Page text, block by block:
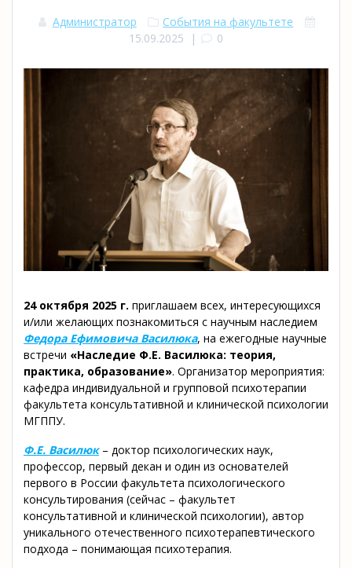
Администратор
События на факультете
15.09.2025 | 0
24 октября 2025 г. приглашаем всех, интересующихся
и/или желающих познакомиться с научным наследием
Федора Ефимовича Василюка, на ежегодные научные
встречи «Наследие Ф.Е. Василюка: теория,
практика, образование». Организатор мероприятия:
кафедра индивидуальной и групповой психотерапии
факультета консультативной и клинической психологии
МГППУ.
Ф.Е. Василюк– доктор психологических наук,
профессор, первый декан и один из основателей
первого в России факультета психологического
консультирования (сейчас – факультет
консультативной и клинической психологии), автор
уникального отечественного психотерапевтического
подхода – понимающая психотерапия.